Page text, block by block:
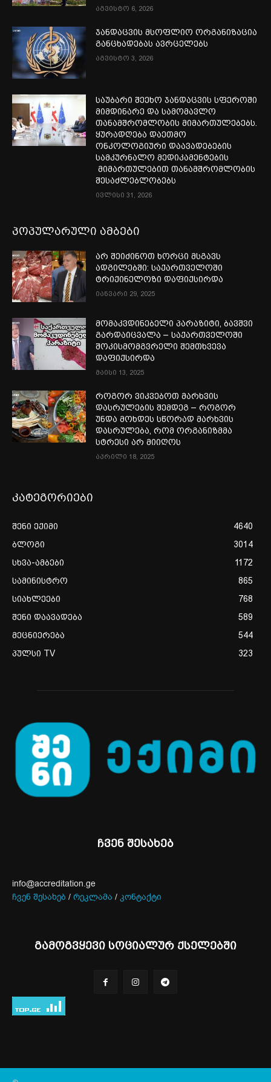
აგვისტო 6, 2026
ჯანდაცვის მსოფლიო ორგანიზაცია
განცხადებას ავრცელებს
აგვისტო 3, 2026
საუბარი შეეხო ჯანდაცვის სფეროში
მიმდინარე და სამომავლო
თანამშრომლობის მიმართულებებს.
ყურადღება დაეთმო
ონკოლოგიური დაავადებების
სამკურნალო მედიკამენტების
მიმართულებით თანამშრომლობის
შესაძლებლობებს
ივლისი 31, 2026
პოპულარული ამბები
არ შეიძინოთ ხორცი მსგავს
ადგილებში: საქართველოში
ტრიქინელოზი დაფიქსირდა
იანვარი 29, 2025
მომაკვდინებელი პარაზიტი, ბავშვი
გარდაიცვალა – საქართველოში
შოკისმომგვრელი შემთხვევა
დაფიქსირდა
მაისი 13, 2025
როგორ ვიკვებოთ მარხვის
დასრულების შემდეგ – როგორ
უნდა მოხდეს სწორად მარხვის
დასრულება, რომ ორგანიზმმა
სტრესი არ მიიღოს
აპრილი 18, 2025
კატეგორიები
შენი ექიმი
4640
ბლოგი
3014
სხვა-ამბები
1172
სამინისტრო
865
სიახლეები
768
შენი დაავადება
589
მეცნიერება
544
პულსი TV
323
ჩვენ შესახებ
info@accreditation.ge
ჩვენ შესახებ / რეკლამა / კონტაქტი
გამოგვყევი სოციალურ ქსელებში